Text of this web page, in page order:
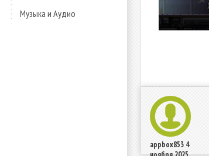
Музыка и Аудио
appbox853 4